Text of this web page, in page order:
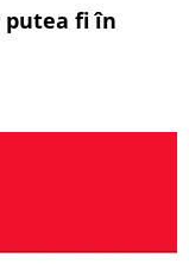
putea fi în